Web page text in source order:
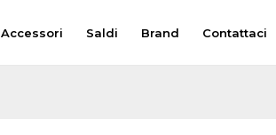
Accessori Saldi Brand Contattaci